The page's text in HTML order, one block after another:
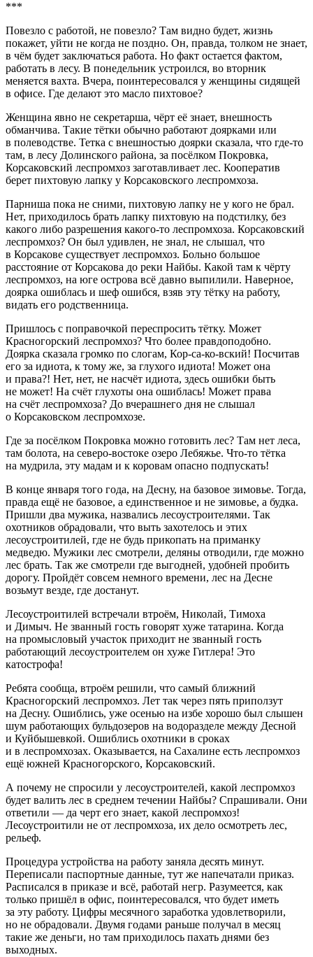
***
Повезло с работой, не повезло? Там видно будет, жизнь
покажет, уйти не когда не поздно. Он, правда, толком не знает,
в чём будет заключаться работа. Но факт остается фактом,
работать в лесу. В понедельник устроился, во вторник
меняется вахта. Вчера, поинтересовался у женщины сидящей
в офисе. Где делают это масло пихтовое?
Женщина явно не секретарша, чёрт её знает, внешность
обманчива. Такие тётки обычно работают доярками или
в полеводстве. Тетка с внешностью доярки сказала, что где-то
там, в лесу Долинского района, за посёлком Покровка,
Корсаковский леспромхоз заготавливает лес. Кооператив
берет пихтовую лапку у Корсаковского леспромхоза.
Парниша пока не сними, пихтовую лапку не у кого не брал.
Нет, приходилось брать лапку пихтовую на подстилку, без
какого либо разрешения какого-то леспромхоза. Корсаковский
леспромхоз? Он был удивлен, не знал, не слышал, что
в Корсакове существует леспромхоз. Больно большое
расстояние от Корсакова до реки Найбы. Какой там к чёрту
леспромхоз, на юге острова всё давно выпилили. Наверное,
доярка ошиблась и шеф ошибся, взяв эту тётку на работу,
видать его родственница.
Пришлось с поправочкой переспросить тётку. Может
Красногорский леспромхоз? Что более правдоподобно.
Доярка сказала громко по слогам, Кор-са-ко-вский! Посчитав
его за идиота, к тому же, за глухого идиота! Может она
и права?! Нет, нет, не насчёт идиота, здесь ошибки быть
не может! На счёт глухоты она ошиблась! Может права
на счёт леспромхоза? До вчерашнего дня не слышал
о Корсаковском леспромхозе.
Где за посёлком Покровка можно готовить лес? Там нет леса,
там болота, на северо-востоке озеро Лебяжье. Что-то тётка
на мудрила, эту мадам и к коровам опасно подпускать!
В конце января того года, на Десну, на базовое зимовье. Тогда,
правда ещё не базовое, а единственное и не зимовье, а будка.
Пришли два мужика, назвались лесоустроителями. Так
охотников обрадовали, что выть захотелось и этих
лесоустроитилей, где не будь прикопать на приманку
медведю. Мужики лес смотрели, деляны отводили, где можно
лес брать. Так же смотрели где выгодней, удобней пробить
дорогу. Пройдёт совсем немного времени, лес на Десне
возьмут везде, где достанут.
Лесоустроитилей встречали втроём, Николай, Тимоха
и Димыч. Не званный гость говорят хуже татарина. Когда
на промысловый участок приходит не званный гость
работающий лесоустроителем он хуже Гитлера! Это
катострофа!
Ребята сообща, втроём решили, что самый ближний
Красногорский леспромхоз. Лет так через пять приползут
на Десну. Ошиблись, уже осенью на избе хорошо был слышен
шум работающих бульдозеров на водоразделе между Десной
и Куйбышевкой. Ошиблись охотники в сроках
и в леспромхозах. Оказывается, на Сахалине есть леспромхоз
ещё южней Красногорского, Корсаковский.
А почему не спросили у лесоустроителей, какой леспромхоз
будет валить лес в среднем течении Найбы? Спрашивали. Они
ответили — да черт его знает, какой леспромхоз!
Лесоустроитили не от леспромхоза, их дело осмотреть лес,
рельеф.
Процедура устройства на работу заняла десять минут.
Переписали паспортные данные, тут же напечатали приказ.
Расписался в приказе и всё, работай негр. Разумеется, как
только пришёл в офис, поинтересовался, что будет иметь
за эту работу. Цифры месячного заработка удовлетворили,
но не обрадовали. Двумя годами раньше получал в месяц
такие же деньги, но там приходилось пахать днями без
выходных.